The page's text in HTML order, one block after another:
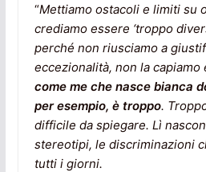
“Mettiamo ostacoli e limiti su
crediamo essere ‘troppo
perché non riusciamo a
eccezionalità, non la capiamo
come me che nasce bianca
per esempio, è troppo.
difficile da spiegare. Lì
stereotipi, le discriminazioni
tutti i giorni.